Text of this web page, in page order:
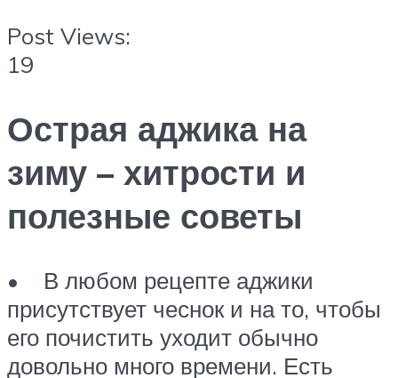
Post Views:
19
Острая аджика на
зиму – хитрости и
полезные советы
• В любом рецепте аджики
присутствует чеснок и на то, чтобы
его почистить уходит обычно
довольно много времени. Есть